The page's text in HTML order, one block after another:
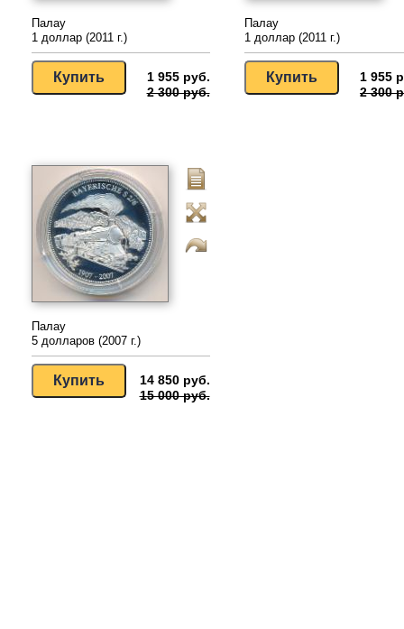
Палау
1 доллар (2011 г.)
1 955 руб.
2 300 руб.
Палау
1 доллар (2011 г.)
1 955
2 300
Палау
5 долларов (2007 г.)
14 850 руб.
15 000 руб.